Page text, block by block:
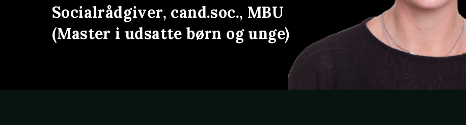
Socialrådgiver, cand.soc., MBU
(Master i udsatte børn og unge)